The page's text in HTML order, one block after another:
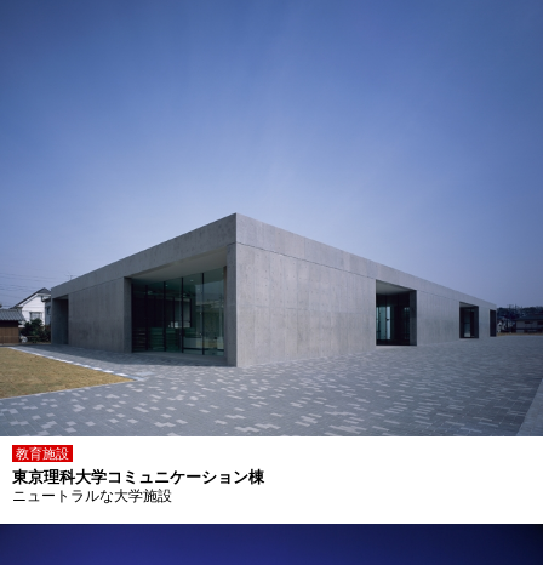
教育施設
東京理科大学コミュニケーション棟
ニュートラルな大学施設